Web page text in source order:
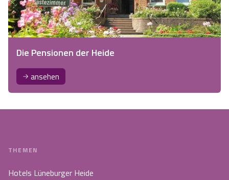
Die Pensionen der Heide
ansehen
THEMEN
Hotels Lüneburger Heide